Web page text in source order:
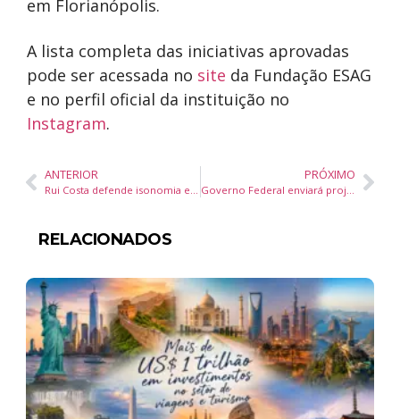
em Florianópolis.
A lista completa das iniciativas aprovadas
pode ser acessada no site da Fundação ESAG
e no perfil oficial da instituição no
Instagram.
ANTERIOR
Rui Costa defende isonomia entre big techs e veículos de comunicação em debate sobre regulação digital
PRÓXIMO
Governo Federal enviará projeto ao Congresso para garantir gás gratuito a 46 milhões de brasileiros
RELACIONADOS